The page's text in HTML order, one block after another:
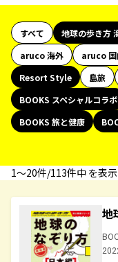
すべて 地球の歩き方
aruco 海外
aruco 国
Resort Style
島旅
BOOKS スペシャルコラボ
BOOKS 旅と健康
1〜20件/113件中 を表示
地